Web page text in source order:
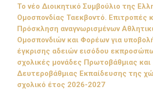
Το νέο Διοικητικό Συμβούλιο της
Ομοσπονδίας Ταεκβοντό. Επιτροπές
Πρόσκληση αναγνωρισμένων
Ομοσπονδιών και Φορέων για
έγκρισης αδειών εισόδου
σχολικές μονάδες Πρωτοβάθμιας και
Δευτεροβάθμιας Εκπαίδευσης της
σχολικό έτος 2026-2027